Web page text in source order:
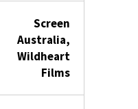
Screen
Australia,
Wildheart
Films